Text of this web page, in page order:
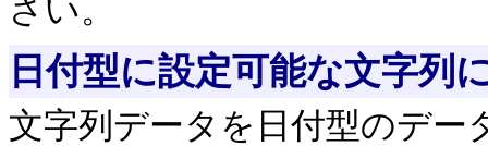
さい。
日付型に設定可能な文字列
文字列データを日付型のデー